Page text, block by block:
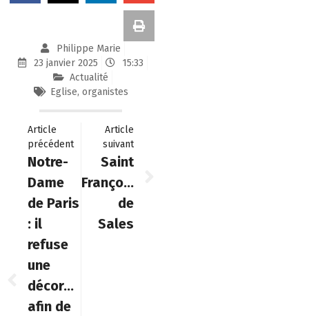
Philippe Marie
23 janvier 2025
15:33
Actualité
Eglise, organistes
Article
précédent
Notre-
Dame
de Paris
: il
refuse
une
décoration
afin de
Article
suivant
Saint
François
de
Sales